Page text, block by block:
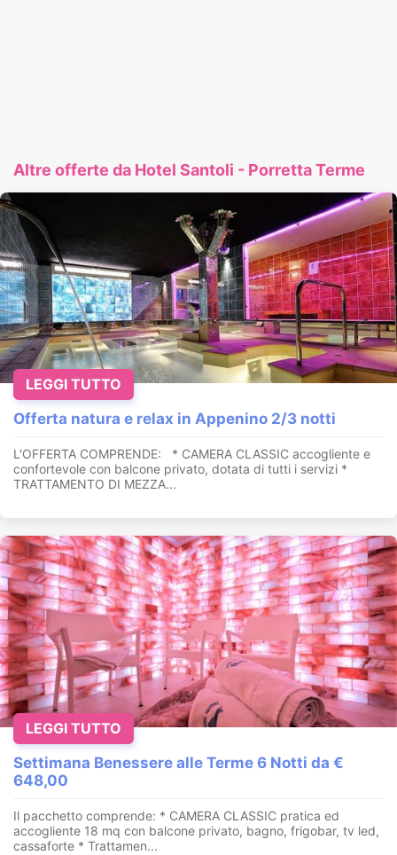
Altre offerte da Hotel Santoli - Porretta Terme
Offerta natura e relax in Appenino 2/3 notti
L'OFFERTA COMPRENDE: * CAMERA CLASSIC accogliente e
confortevole con balcone privato, dotata di tutti i servizi *
TRATTAMENTO DI MEZZA...
LEGGI TUTTO
Settimana Benessere alle Terme 6 Notti da €
648,00
Il pacchetto comprende: * CAMERA CLASSIC pratica ed
accogliente 18 mq con balcone privato, bagno, frigobar, tv led,
cassaforte * Trattamen...
LEGGI TUTTO